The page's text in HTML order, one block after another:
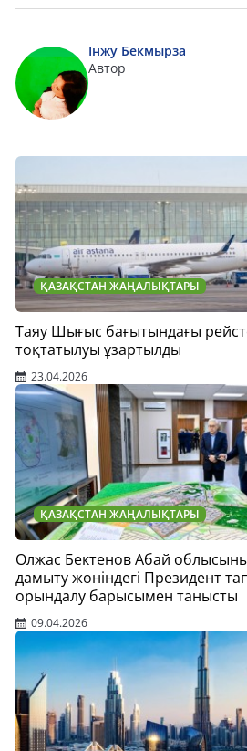
Інжу Бекмырза
Автор
ҚАЗАҚСТАН ЖАҢАЛЫҚТАРЫ
Таяу Шығыс бағытындағы
тоқтатылуы ұзартылды
23.04.2026
ҚАЗАҚСТАН ЖАҢАЛЫҚТАРЫ
Олжас Бектенов Абай
дамыту жөніндегі Президент
орындалу барысымен танысты
09.04.2026